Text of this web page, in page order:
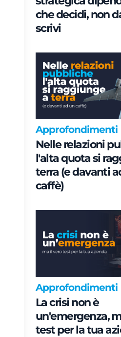
che decidi, non
scrivi
Approfondimenti
Nelle relazioni
l'alta quota si
terra (e davanti
caffè)
Approfondimenti
La crisi non è
un'emergenza,
test per la tua